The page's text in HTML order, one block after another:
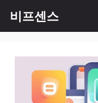
츠
비프센스